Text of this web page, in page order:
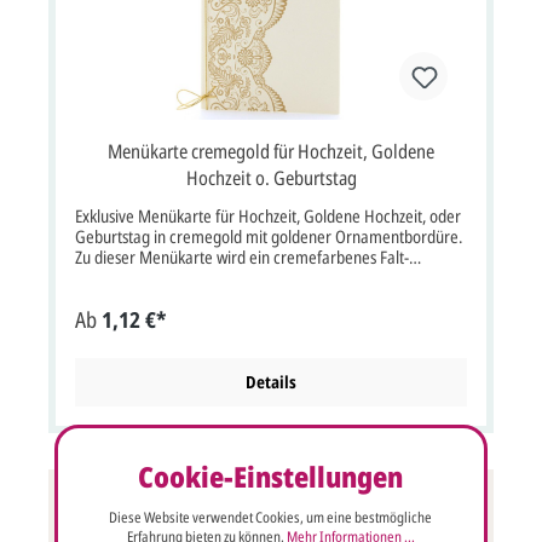
Menükarte cremegold für Hochzeit, Goldene
Hochzeit o. Geburtstag
Exklusive Menükarte für Hochzeit, Goldene Hochzeit, oder
Geburtstag in cremegold mit goldener Ornamentbordüre.
Zu dieser Menükarte wird ein cremefarbenes Falt-
Zu dieser Karte gibt es eine passende Einladungskarte,
Tischkarte und Save the date Karte (s. unterhalb der
für den Text/Namen bei dieser Karte ist goldocker
dieser Karte ist: AT Chevalier.
Ab 1,12 €*
Details
Cookie-Einstellungen
Diese Website verwendet Cookies, um eine bestmögliche
Erfahrung bieten zu können. Mehr Informationen ...